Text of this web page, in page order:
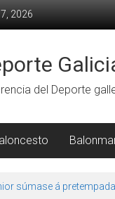
2026
del Deporte
súmase á pretempada